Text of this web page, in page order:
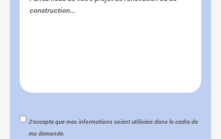
J’accepte que mes informations soient utilisées dans le cadre de
ma demande.